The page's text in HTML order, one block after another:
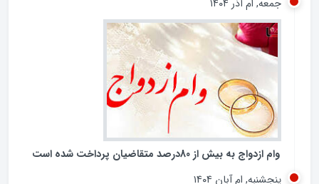
تشدید تخلفات در برخی بانک‌های خصوصی و شیوه‌های
غیرشفاف در پرداخت تسهیلات کلان، بار دیگر عملکرد شبکه
بانکی کشور را در معرض پرسش‌های جدی قرار داده است.
جمعه, ام آذر ۱۴۰۴